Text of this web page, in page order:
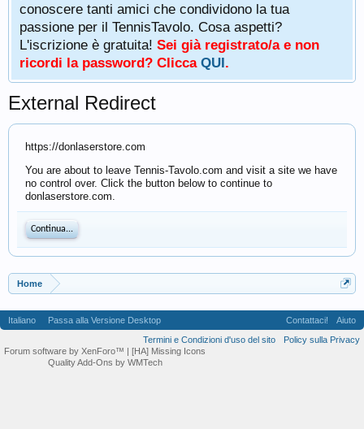
conoscere tanti amici che condividono la tua
passione per il TennisTavolo. Cosa aspetti?
L'iscrizione è gratuita! Sei già registrato/a e non
ricordi la password? Clicca QUI.
External Redirect
https://donlaserstore.com
You are about to leave Tennis-Tavolo.com and visit a site we have
no control over. Click the button below to continue to
donlaserstore.com.
Continua...
Home
Italiano Passa alla Versione Desktop Contattaci!
Aiuto
Termini e Condizioni d'uso del sito
Policy sulla Privacy
Forum software by XenForo™ | [HA] Missing Icons
Quality Add-Ons by WMTech